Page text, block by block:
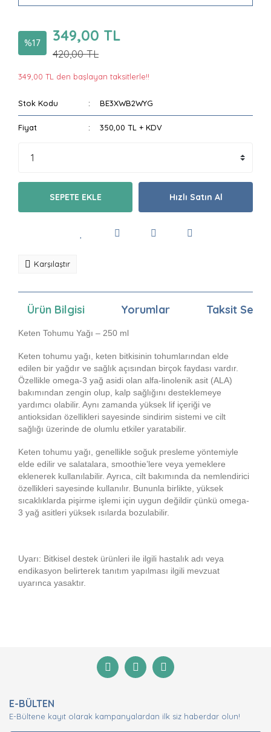
%17 349,00 TL
420,00 TL
349,00 TL den başlayan taksitlerle!!
Stok Kodu BE3XWB2WYG
Fiyat 350,00 TL + KDV
SEPETE EKLE Hızlı Satın Al
Karşılaştır
Ürün Bilgisi Yorumlar Taksit
Keten Tohumu Yağı – 250 ml
Keten tohumu yağı, keten bitkisinin tohumlarından elde
edilen bir yağdır ve sağlık açısından birçok faydası vardır.
Özellikle omega-3 yağ asidi olan alfa-linolenik asit (ALA)
bakımından zengin olup, kalp sağlığını desteklemeye
yardımcı olabilir. Aynı zamanda yüksek lif içeriği ve
antioksidan özellikleri sayesinde sindirim sistemi ve cilt
sağlığı üzerinde de olumlu etkiler yaratabilir.
Keten tohumu yağı, genellikle soğuk presleme yöntemiyle
elde edilir ve salatalara, smoothie’lere veya yemeklere
eklenerek kullanılabilir. Ayrıca, cilt bakımında da nemlendirici
özellikleri sayesinde kullanılır. Bununla birlikte, yüksek
sıcaklıklarda pişirme işlemi için uygun değildir çünkü omega-
3 yağ asitleri yüksek ısılarda bozulabilir.
Uyarı: Bitkisel destek ürünleri ile ilgili hastalık adı veya
endikasyon belirterek tanıtım yapılması ilgili mevzuat
uyarınca yasaktır.
Yorum Yaz
Görüş ve önerileriniz için teşekkür ederiz.
Ürün açıklamasında eksik bilgiler bulunuyor.
Ürün bilgilerinde hatalar bulunuyor.
E-BÜLTEN
E-Bültene kayıt olarak kampanyalardan ilk siz haberdar olun!